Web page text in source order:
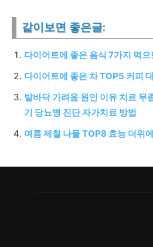
같이보면 좋은글:
다이어트에 좋은 음식 7가지 먹
다이어트에 좋은 차 TOP5 커피
발바닥 가려움 원인 이유 치료 무
기 당뇨병 진단 자가치료 방법
여름 제철 나물 TOP8 효능 더위